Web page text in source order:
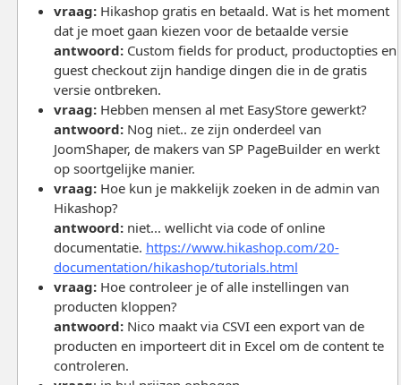
vraag: Hikashop gratis en betaald. Wat is het moment
dat je moet gaan kiezen voor de betaalde versie
antwoord:Custom fields for product, productopties en
guest checkout zijn handige dingen die in de gratis
versie ontbreken.
vraag:Hebben mensen al met EasyStore gewerkt?
antwoord:Nog niet.. ze zijn onderdeel van
JoomShaper, de makers van SP PageBuilder en werkt
op soortgelijke manier.
vraag: Hoe kun je makkelijk zoeken in de admin van
Hikashop?
antwoord: niet... wellicht via code of online
documentatie. https://www.hikashop.com/20-
documentation/hikashop/tutorials.html
vraag: Hoe controleer je of alle instellingen van
producten kloppen?
antwoord:Nico maakt via CSVI een export van de
producten en importeert dit in Excel om de content te
controleren.